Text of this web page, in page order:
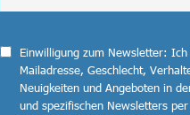
Einwilligung zum Newsletter:
Mailadresse, Geschlecht,
Neuigkeiten und Angeboten in
und spezifischen Newsletters